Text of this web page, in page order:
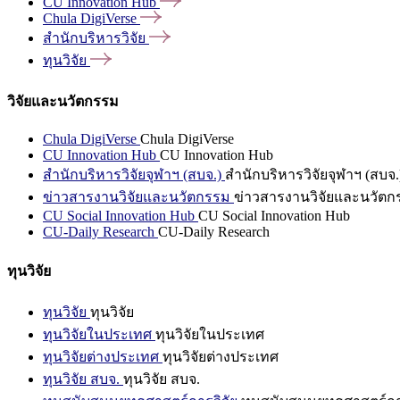
Chula DigiVerse
สำนักบริหารวิจัย
ทุนวิจัย
วิจัยและนวัตกรรม
Chula DigiVerse Chula DigiVerse
CU Innovation Hub CU Innovation Hub
สำนักบริหารวิจัยจุฬาฯ (สบจ.) สำนักบริหารวิจัยจุฬาฯ (สบจ
ข่าวสารงานวิจัยและนวัตกรรม ข่าวสารงานวิจัยและนวัตก
CU Social Innovation Hub CU Social Innovation Hub
CU-Daily Research CU-Daily Research
ทุนวิจัย
ทุนวิจัย ทุนวิจัย
ทุนวิจัยในประเทศ ทุนวิจัยในประเทศ
ทุนวิจัยต่างประเทศ ทุนวิจัยต่างประเทศ
ทุนวิจัย สบจ. ทุนวิจัย สบจ.